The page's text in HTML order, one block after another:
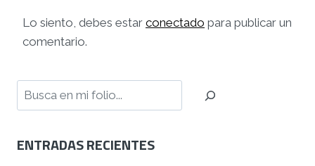
Lo siento, debes estar conectado para publicar un
comentario.
Buscar
ENTRADAS RECIENTES